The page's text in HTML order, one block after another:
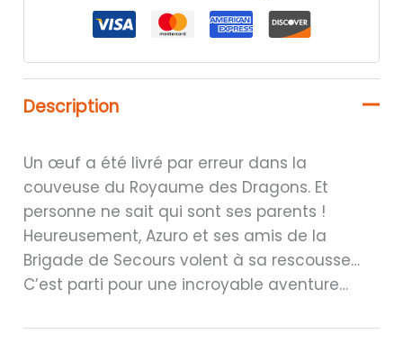
Description
Un œuf a été livré par erreur dans la
couveuse du Royaume des Dragons. Et
personne ne sait qui sont ses parents !
Heureusement, Azuro et ses amis de la
Brigade de Secours volent à sa rescousse…
C’est parti pour une incroyable aventure…